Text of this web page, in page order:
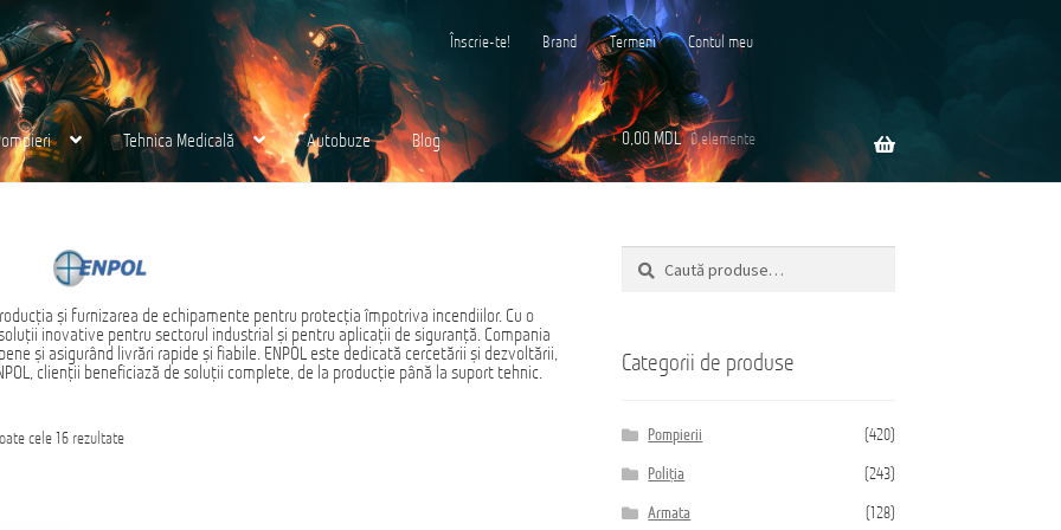
Înscrie-te! Brand Termeni Contul meu
Tehnica Medicală Autobuze Blog
4×4Magazin
0,00MDL 0 elemente
și furnizarea de echipamente pentru protecția împotriva incendiilor. Cu o
inovative pentru sectorul industrial și pentru aplicații de siguranță. Compania
și asigurând livrări rapide și fiabile. ENPOL este dedicată cercetării și dezvoltării,
clienții beneficiază de soluții complete, de la producție până la suport tehnic.
cele 16 rezultateSortat
Caută
după:
Caută
Categorii de produse
Pompierii (420)
Poliția (243)
Armata (128)